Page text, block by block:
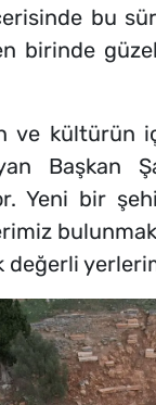
bu
birinde
ve
Başkan
Yeni bir
değerli